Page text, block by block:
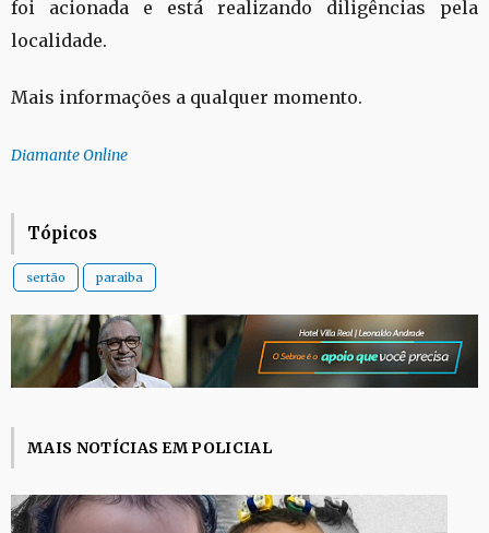
foi acionada e está realizando diligências pela
localidade.
Mais informações a qualquer momento.
Diamante Online
Tópicos
sertão paraiba
MAIS NOTÍCIAS EM POLICIAL